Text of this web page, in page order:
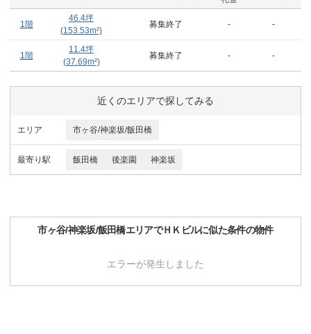
1階
46.4坪
(153.53m²)
募集終了 - -
1階
11.4坪
(37.69m²)
募集終了 - -
近くのエリアで探してみる
エリア 市ヶ谷/神楽坂/飯田橋
最寄り駅 飯田橋 後楽園 神楽坂
市ヶ谷/神楽坂/飯田橋エリアでＨＫビルに似た条件の物件
エラーが発生しました